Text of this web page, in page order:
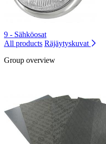
9 - Sähköosat
All products Räjäytyskuvat
Group overview